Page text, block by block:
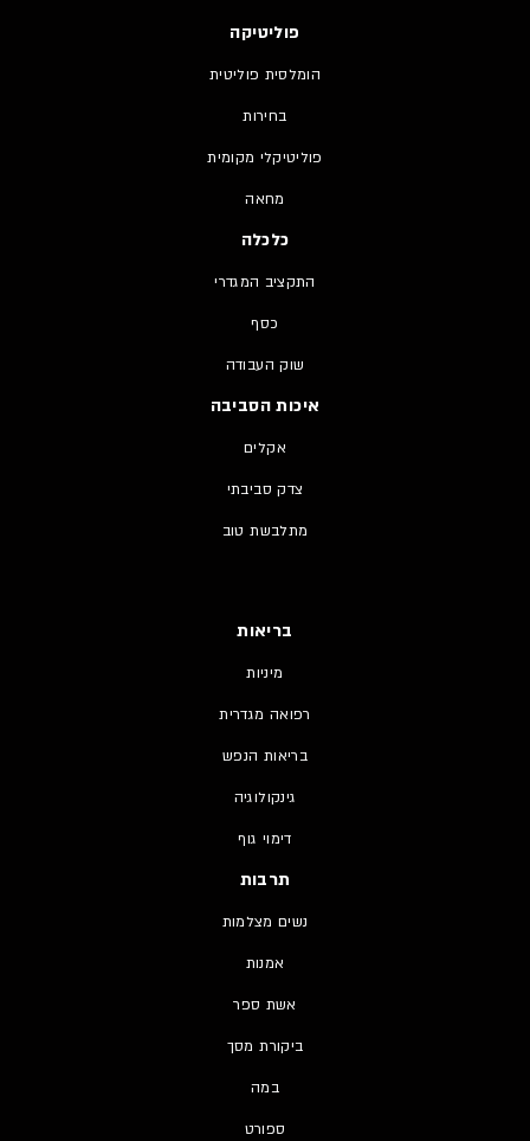
פוליטיקה
הומלסית פוליטית
בחירות
פוליטיקלי מקומית
מחאה
כלכלה
התקציב המגדרי
כסף
שוק העבודה
איכות הסביבה
אקלים
צדק סביבתי
מתלבשת טוב
בריאות
מיניות
רפואה מגדרית
בריאות הנפש
גינקולוגיה
דימוי גוף
תרבות
נשים מצלמות
אמנות
אשת ספר
ביקורת מסך
במה
ספורט